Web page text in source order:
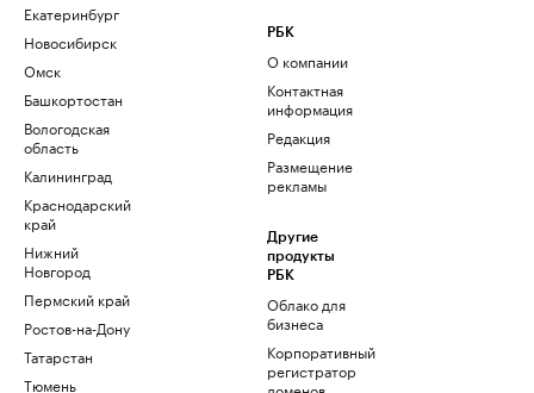
Екатеринбург
Новосибирск
Омск
Башкортостан
Вологодская
область
Калининград
Краснодарский
край
Нижний
Новгород
Пермский край
Ростов-на-Дону
Татарстан
Тюмень
РБК
О компании
Контактная
информация
Редакция
Размещение
рекламы
Другие
продукты
РБК
Облако для
бизнеса
Корпоративный
регистратор